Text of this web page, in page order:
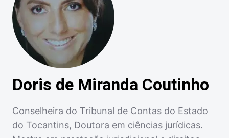
Doris de Miranda Coutinho
Conselheira do Tribunal de Contas do Estado
do Tocantins, Doutora em ciências jurídicas.